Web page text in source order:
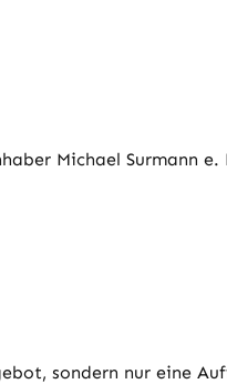
Michael Surmann
sondern nur eine